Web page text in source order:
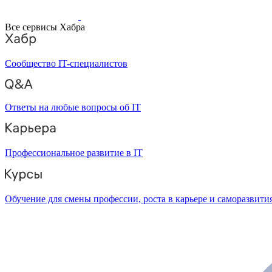
Все сервисы Хабра
Сообщество IT-специалистов
Ответы на любые вопросы об IT
Профессиональное развитие в IT
Обучение для смены профессии, роста в карьере и